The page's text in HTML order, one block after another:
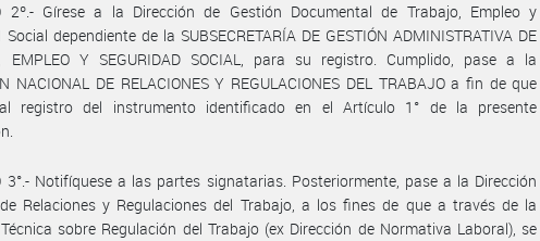
2º.- Gírese a la Dirección de Gestión Documental de Trabajo, Empleo y
dependiente de la SUBSECRETARÍA DE GESTIÓN ADMINISTRATIVA DE
EMPLEO Y SEGURIDAD SOCIAL, para su registro. Cumplido, pase a la
NACIONAL DE RELACIONES Y REGULACIONES DEL TRABAJO a fin de que
registro del instrumento identificado en el Artículo 1° de la presente
3°.- Notifíquese a las partes signatarias. Posteriormente, pase a la Dirección
Relaciones y Regulaciones del Trabajo, a los fines de que a través de la
sobre Regulación del Trabajo (ex Dirección de Normativa Laboral), se